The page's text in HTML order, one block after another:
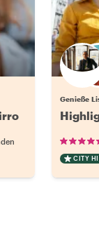
Genieße
CITY